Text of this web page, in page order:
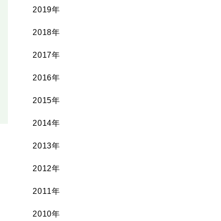
2019年
2018年
2017年
2016年
2015年
2014年
2013年
2012年
2011年
2010年